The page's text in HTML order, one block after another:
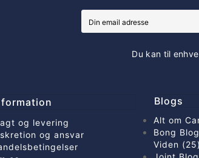
Du kan til
og levering
og ansvar
Blogs
Alt om
Bong
Viden